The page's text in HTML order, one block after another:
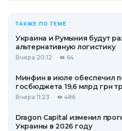
ТАКЖЕ ПО ТЕМЕ
Украина и Румыния будут
альтернативную логистику
Вчера 20:12 64
Минфин в июле обеспечил
госбюджета 19,6 млрд грн
Вчера 11:23 486
Dragon Capital изменил
Украины в 2026 году